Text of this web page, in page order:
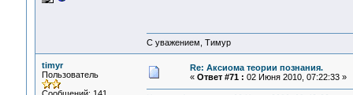
С уважением, Тимур
timyr
Пользователь
Re: Аксиома теории познания.
« Ответ #71 : 02 Июня 2010, 07:22:33 »